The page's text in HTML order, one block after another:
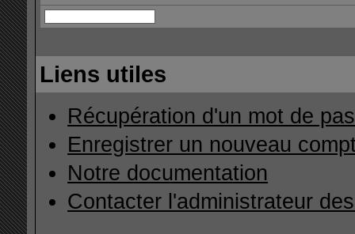
Liens utiles
Récupération d'un mot de
Enregistrer un nouveau
Notre documentation
Contacter l'administrateur